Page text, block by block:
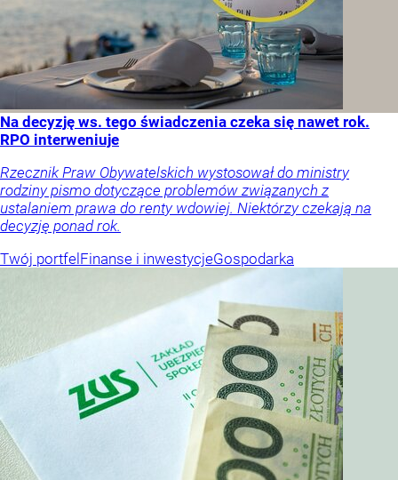
Na decyzję ws. tego świadczenia czeka się nawet rok.
RPO interweniuje
Rzecznik Praw Obywatelskich wystosował do ministry
rodziny pismo dotyczące problemów związanych z
ustalaniem prawa do renty wdowiej. Niektórzy czekają na
decyzję ponad rok.
Twój portfel Finanse i inwestycjeGospodarka